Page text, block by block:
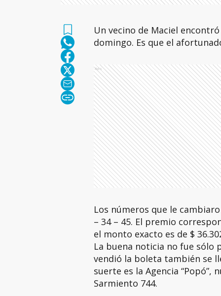
Un vecino de Maciel
domingo. Es que el
Ads
Los números que le
– 34 – 45. El premio
el monto exacto es de $
La buena noticia no fue sólo
vendió la boleta también se
suerte es la Agencia “Popó”,
Sarmiento 744.